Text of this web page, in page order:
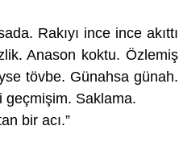
Rakıyı ince ince akıttı
Anason koktu. Özlemiş
tövbe. Günahsa günah.
geçmişim. Saklama.
bir acı.”